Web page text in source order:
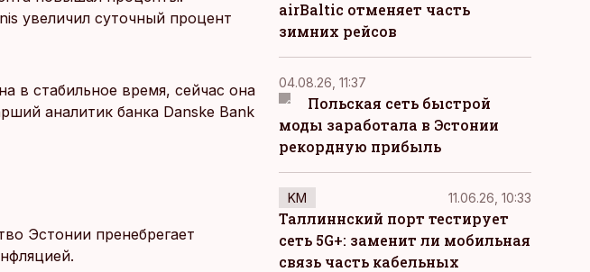
увеличил суточный процент
в стабильное время, сейчас она
аналитик банка Danske Bank
Эстонии пренебрегает
airBaltic отменяет часть
зимних рейсов
04.08.26, 11:37
Польская сеть быстрой
моды заработала в Эстонии
рекордную прибыль
KM 11.06.26, 10:33
Таллиннский порт тестирует
сеть 5G+: заменит ли мобильная
связь часть кабельных